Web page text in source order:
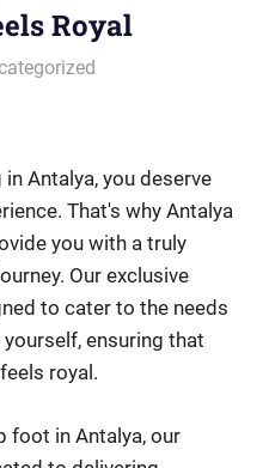
Royal
Antalya, you deserve
That's why Antalya
you with a truly
Our exclusive
to cater to the needs
ensuring that
royal.
foot in Antalya, our